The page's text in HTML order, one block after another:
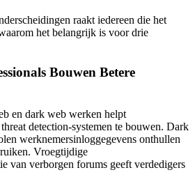
raakt iedereen die het
het belangrijk is voor drie
Bouwen Betere
en dark web werken helpt
detection-systemen te bouwen. Dark
werknemersinloggegevens onthullen
Vroegtijdige
van verborgen forums geeft verdedigers